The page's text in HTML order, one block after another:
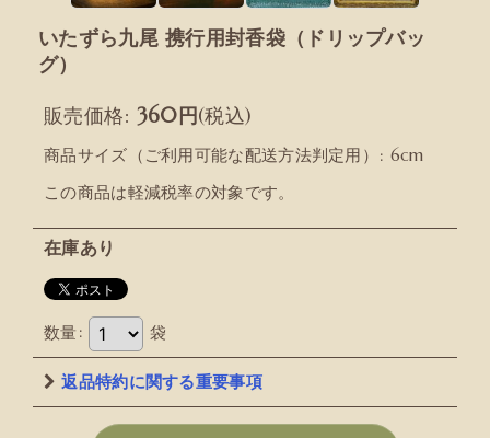
いたずら九尾 携行用封香袋（ドリップバッ
グ）
販売価格: 360円(税込)
商品サイズ（ご利用可能な配送方法判定用） : 6cm
この商品は軽減税率の対象です。
在庫あり
数量: 袋
返品特約に関する重要事項